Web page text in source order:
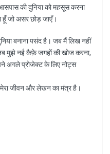
की दुनिया को महसूस करना
हूँ जो असर छोड़ जाएँ।
बनाना पसंद है। जब मैं लिख नहीं
तब मुझे नई कैफ़े जगहों की खोज करना,
अगले प्रोजेक्ट के लिए नोट्स
जीवन और लेखन का मंत्र है।